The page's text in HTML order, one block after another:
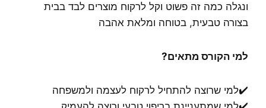
ונגלה כמה זה פשוט וקל לרקוח מוצרים לבד בבית
בצורה טבעית, בטוחה ומלאת אהבה
למי הקורס מתאים?
✔️למי שרוצה להתחיל לרקוח לעצמה ולמשפחה